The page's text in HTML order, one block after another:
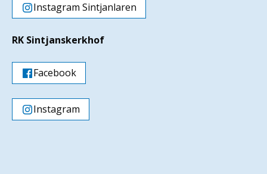
Instagram Sintjanlaren
RK Sintjanskerkhof
Facebook
Instagram